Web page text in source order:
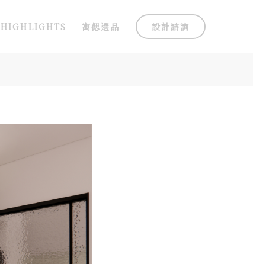
HIGHLIGHTS 寓偲選品 設計諮詢